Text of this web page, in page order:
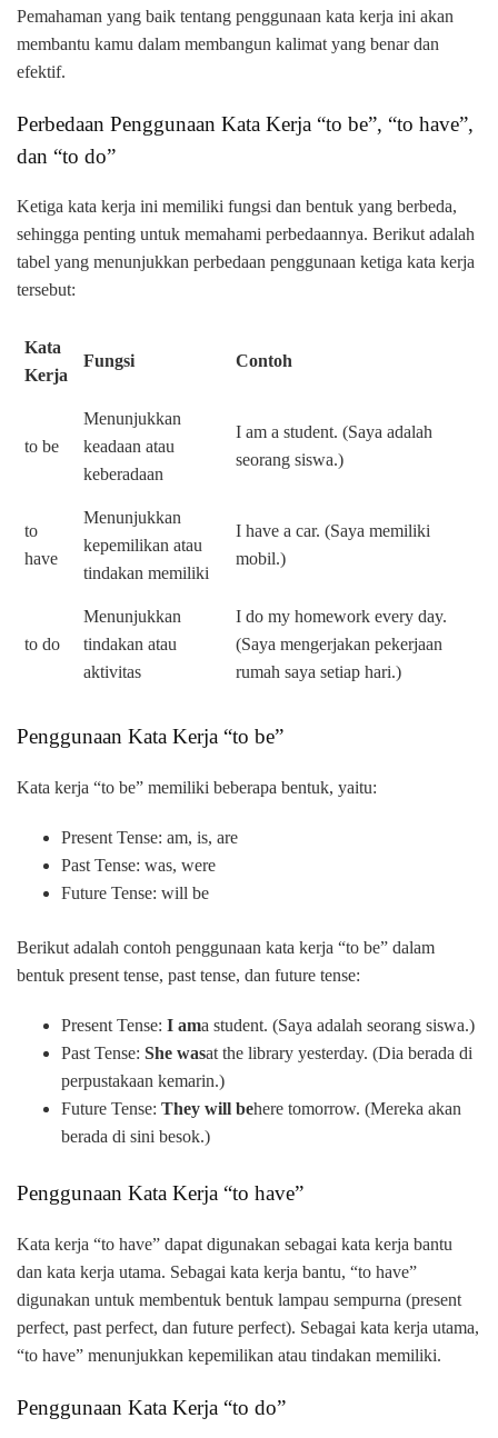
Pemahaman yang baik tentang penggunaan kata kerja ini akan
membantu kamu dalam membangun kalimat yang benar dan
efektif.
Perbedaan Penggunaan Kata Kerja “to be”, “to have”,
dan “to do”
Ketiga kata kerja ini memiliki fungsi dan bentuk yang berbeda,
sehingga penting untuk memahami perbedaannya. Berikut adalah
tabel yang menunjukkan perbedaan penggunaan ketiga kata kerja
tersebut:
Kata
Kerja
Fungsi Contoh
to be
Menunjukkan
keadaan atau
keberadaan
I am a student. (Saya adalah
seorang siswa.)
to
have
Menunjukkan
kepemilikan atau
tindakan memiliki
I have a car. (Saya memiliki
mobil.)
to do
Menunjukkan
tindakan atau
aktivitas
I do my homework every day.
(Saya mengerjakan pekerjaan
rumah saya setiap hari.)
Penggunaan Kata Kerja “to be”
Kata kerja “to be” memiliki beberapa bentuk, yaitu:
Present Tense: am, is, are
Past Tense: was, were
Future Tense: will be
Berikut adalah contoh penggunaan kata kerja “to be” dalam
bentuk present tense, past tense, dan future tense:
Present Tense: I ama student. (Saya adalah seorang siswa.)
Past Tense: She wasat the library yesterday. (Dia berada di
perpustakaan kemarin.)
Future Tense: They will behere tomorrow. (Mereka akan
berada di sini besok.)
Penggunaan Kata Kerja “to have”
Kata kerja “to have” dapat digunakan sebagai kata kerja bantu
dan kata kerja utama. Sebagai kata kerja bantu, “to have”
digunakan untuk membentuk bentuk lampau sempurna (present
perfect, past perfect, dan future perfect). Sebagai kata kerja utama,
“to have” menunjukkan kepemilikan atau tindakan memiliki.
Penggunaan Kata Kerja “to do”